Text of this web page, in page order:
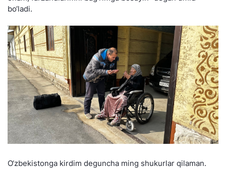
bo‘ladi.
O‘zbekistonga kirdim deguncha ming shukurlar qilaman.